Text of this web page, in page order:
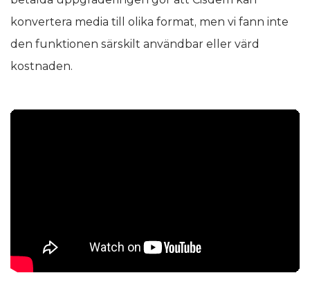
konvertera media till olika format, men vi fann inte
den funktionen särskilt användbar eller värd
kostnaden.